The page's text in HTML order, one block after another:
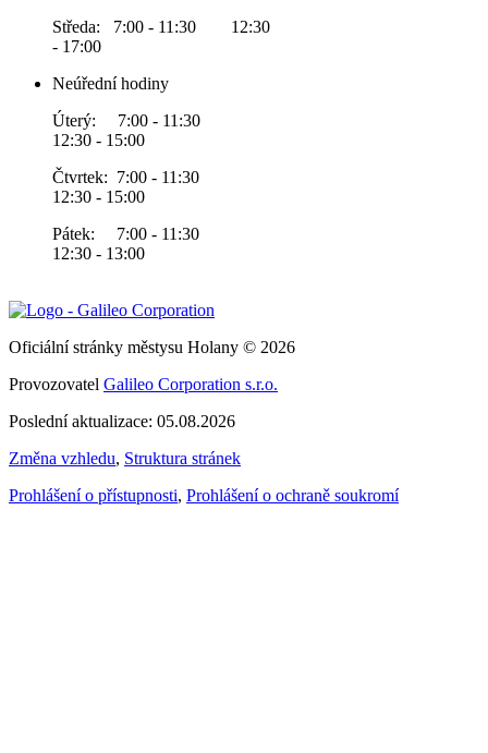
Středa: 7:00 - 11:30 12:30
- 17:00
Neúřední hodiny
Úterý: 7:00 - 11:30
12:30 - 15:00
Čtvrtek: 7:00 - 11:30
12:30 - 15:00
Pátek: 7:00 - 11:30
12:30 - 13:00
Oficiální stránky městysu Holany © 2026
Provozovatel Galileo Corporation s.r.o.
Poslední aktualizace: 05.08.2026
Změna vzhledu, Struktura stránek
Prohlášení o přístupnosti, Prohlášení o ochraně soukromí